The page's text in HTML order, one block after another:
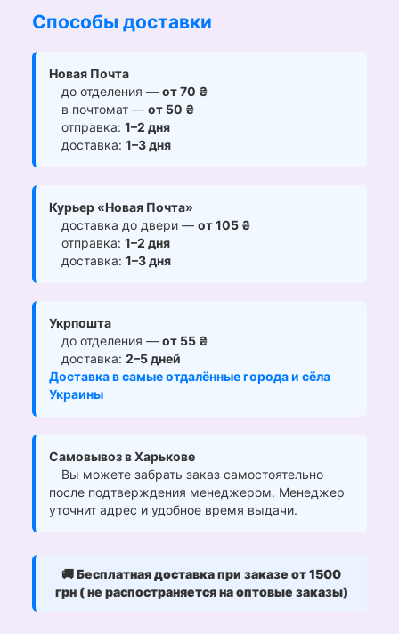
Способы доставки
Новая Почта
до отделения — от 70 ₴
в почтомат — от 50 ₴
отправка: 1–2 дня
доставка: 1–3 дня
Курьер «Новая Почта»
доставка до двери — от 105 ₴
отправка: 1–2 дня
доставка: 1–3 дня
Укрпошта
до отделения — от 55 ₴
доставка: 2–5 дней
Доставка в самые отдалённые города и сёла
Украины
Самовывоз в Харькове
Вы можете забрать заказ самостоятельно
после подтверждения менеджером. Менеджер
уточнит адрес и удобное время выдачи.
🚚Бесплатная доставка при заказе от 1500
грн ( не распостраняется на оптовые заказы)